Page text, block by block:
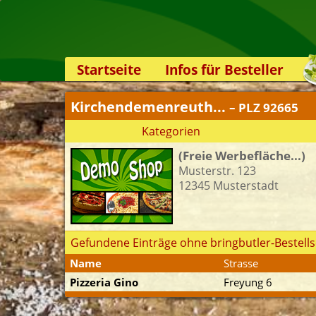
Startseite
Infos für Besteller
Lieferservice-App
Weiterempfehlen
Newsletter
Sicherheit
Kontakt
Kirchendemenreuth... – PLZ 92665
Kategorien
(Freie Werbefläche...)
Musterstr. 123
12345 Musterstadt
Gefundene Einträge ohne bringbutler-
Name Strasse
Pizzeria Gino
Freyung 6